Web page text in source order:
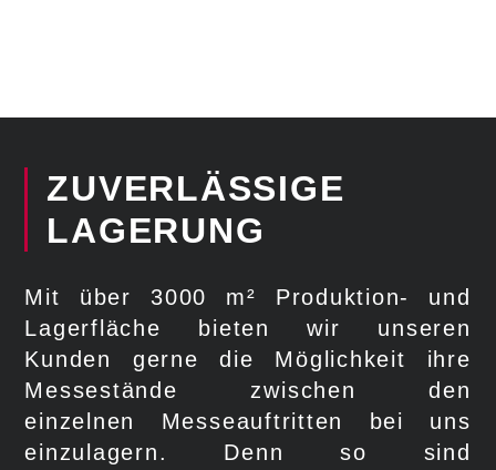
ZUVERLÄSSIGE
LAGERUNG
Mit über 3000 m² Produktion- und
Lagerfläche bieten wir unseren
Kunden gerne die Möglichkeit ihre
Messestände zwischen den
einzelnen Messeauftritten bei uns
einzulagern. Denn so sind